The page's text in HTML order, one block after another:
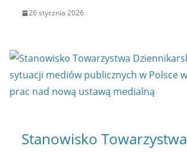
26 stycznia 2026
Stanowisko Towarzystwa